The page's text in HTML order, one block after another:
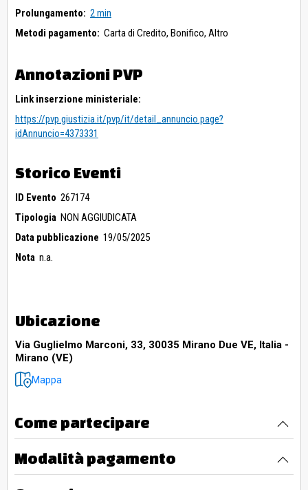
Prolungamento: 2 min
Metodi pagamento: Carta di Credito, Bonifico, Altro
Annotazioni PVP
Link inserzione ministeriale:
https://pvp.giustizia.it/pvp/it/detail_annuncio.page?
idAnnuncio=4373331
Storico Eventi
ID Evento 267174
Tipologia NON AGGIUDICATA
Data pubblicazione 19/05/2025
Nota n.a.
Ubicazione
Via Guglielmo Marconi, 33, 30035 Mirano Due VE, Italia -
Mirano (VE)
Mappa
Come partecipare
Modalità pagamento